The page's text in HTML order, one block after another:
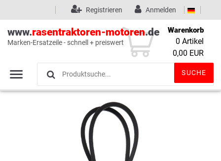
Wunschliste (0)
Anmelden
Registrieren
www.rasentraktoren-motoren.de
Marken-Ersatzeile - schnell + preiswert
SUCHE
Warenkorb
0 Artikel
0,00 EUR